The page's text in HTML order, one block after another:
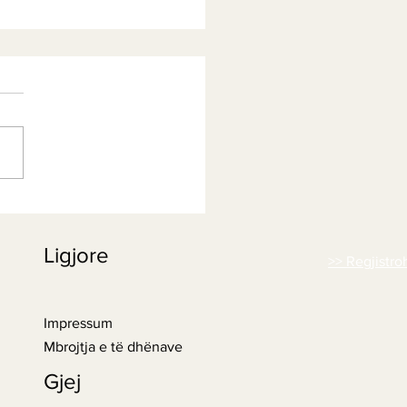
të sofistikuar
Ligjore
Impressum
Mbrojtja e të dhënave
Gjej